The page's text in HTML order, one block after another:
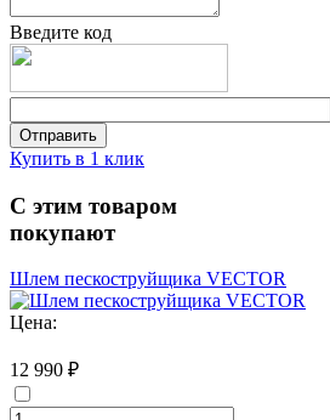
Введите код
Купить в 1 клик
С этим товаром
покупают
Шлем пескоструйщика VECTOR
Цена:
12 990 ₽